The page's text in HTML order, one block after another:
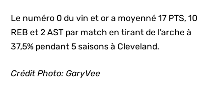
Le numéro 0 du vin et or a moyenné 17 PTS, 10
REB et 2 AST par match en tirant de l’arche à
37,5% pendant 5 saisons à Cleveland.
Crédit Photo: GaryVee